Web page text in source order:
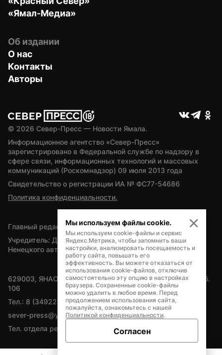
«Ямал-Медиа»
Об издании
О нас
Контакты
Авторы
© 2026 Север-Пресс — Новости Ямала.
Информационное агентство «Север-Пресс»
зарегистрировано в Федеральной службе по надзору в
сфере связи, информационных технологий и массовых
коммуникаций (Роскомнадзор) 09 июля 2013 года
Свидетельство о регистрации ИА № ФС77-54686
Политика конфиденциальности.
Главный редактор — А.Л. Поздеев
Учредитель: Департамент внутренней политики Ямало-
Ненецкого автономного округа
629003, ЯНАО, Салехард, мкр. Богдана Кнунянца, д.1, каб.
106
Тел.: 8 (34922) 71262
sever-press@yamal-media.ru
Тел. отдела рекламы: 8 (34922) 42728
Мы используем файлы cookie.
Мы используем cookie-файлы и сервис
Яндекс.Метрика, чтобы запомнить ваши
настройки, анализировать посещаемость и
работу сайта, повышать его
эффективность. Вы можете отказаться от
использования cookie-файлов, отключив
самостоятельно эту опцию в настройках
браузера. Сохраненные cookie-файлы
можно удалить в любое время. Перед
продолжением использования сайта,
пожалуйста, ознакомьтесь с нашей
Политикой конфиденциальности.
Согласен